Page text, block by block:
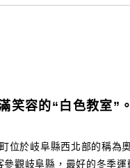
笑容的“白色教室”。
位於岐阜縣西北部的稱為
觀岐阜縣，最好的冬季運